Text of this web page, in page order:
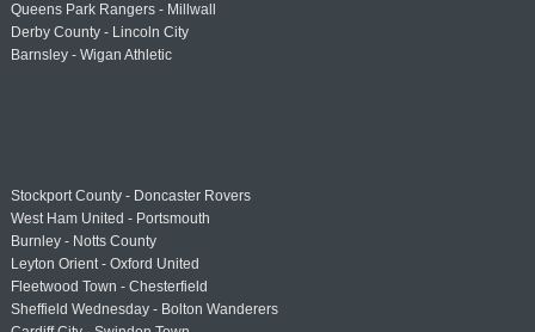
Queens Park Rangers - Millwall
Derby County - Lincoln City
Barnsley - Wigan Athletic
Stockport County - Doncaster Rovers
West Ham United - Portsmouth
Burnley - Notts County
Leyton Orient - Oxford United
Fleetwood Town - Chesterfield
Sheffield Wednesday - Bolton Wanderers